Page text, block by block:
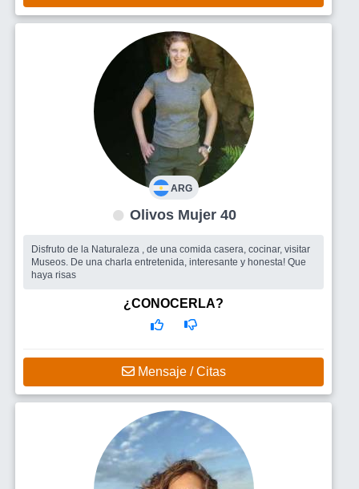
ARG
Olivos Mujer 40
Disfruto de la Naturaleza , de una comida casera, cocinar, visitar
Museos. De una charla entretenida, interesante y honesta! Que
haya risas
¿CONOCERLA?
Mensaje / Citas